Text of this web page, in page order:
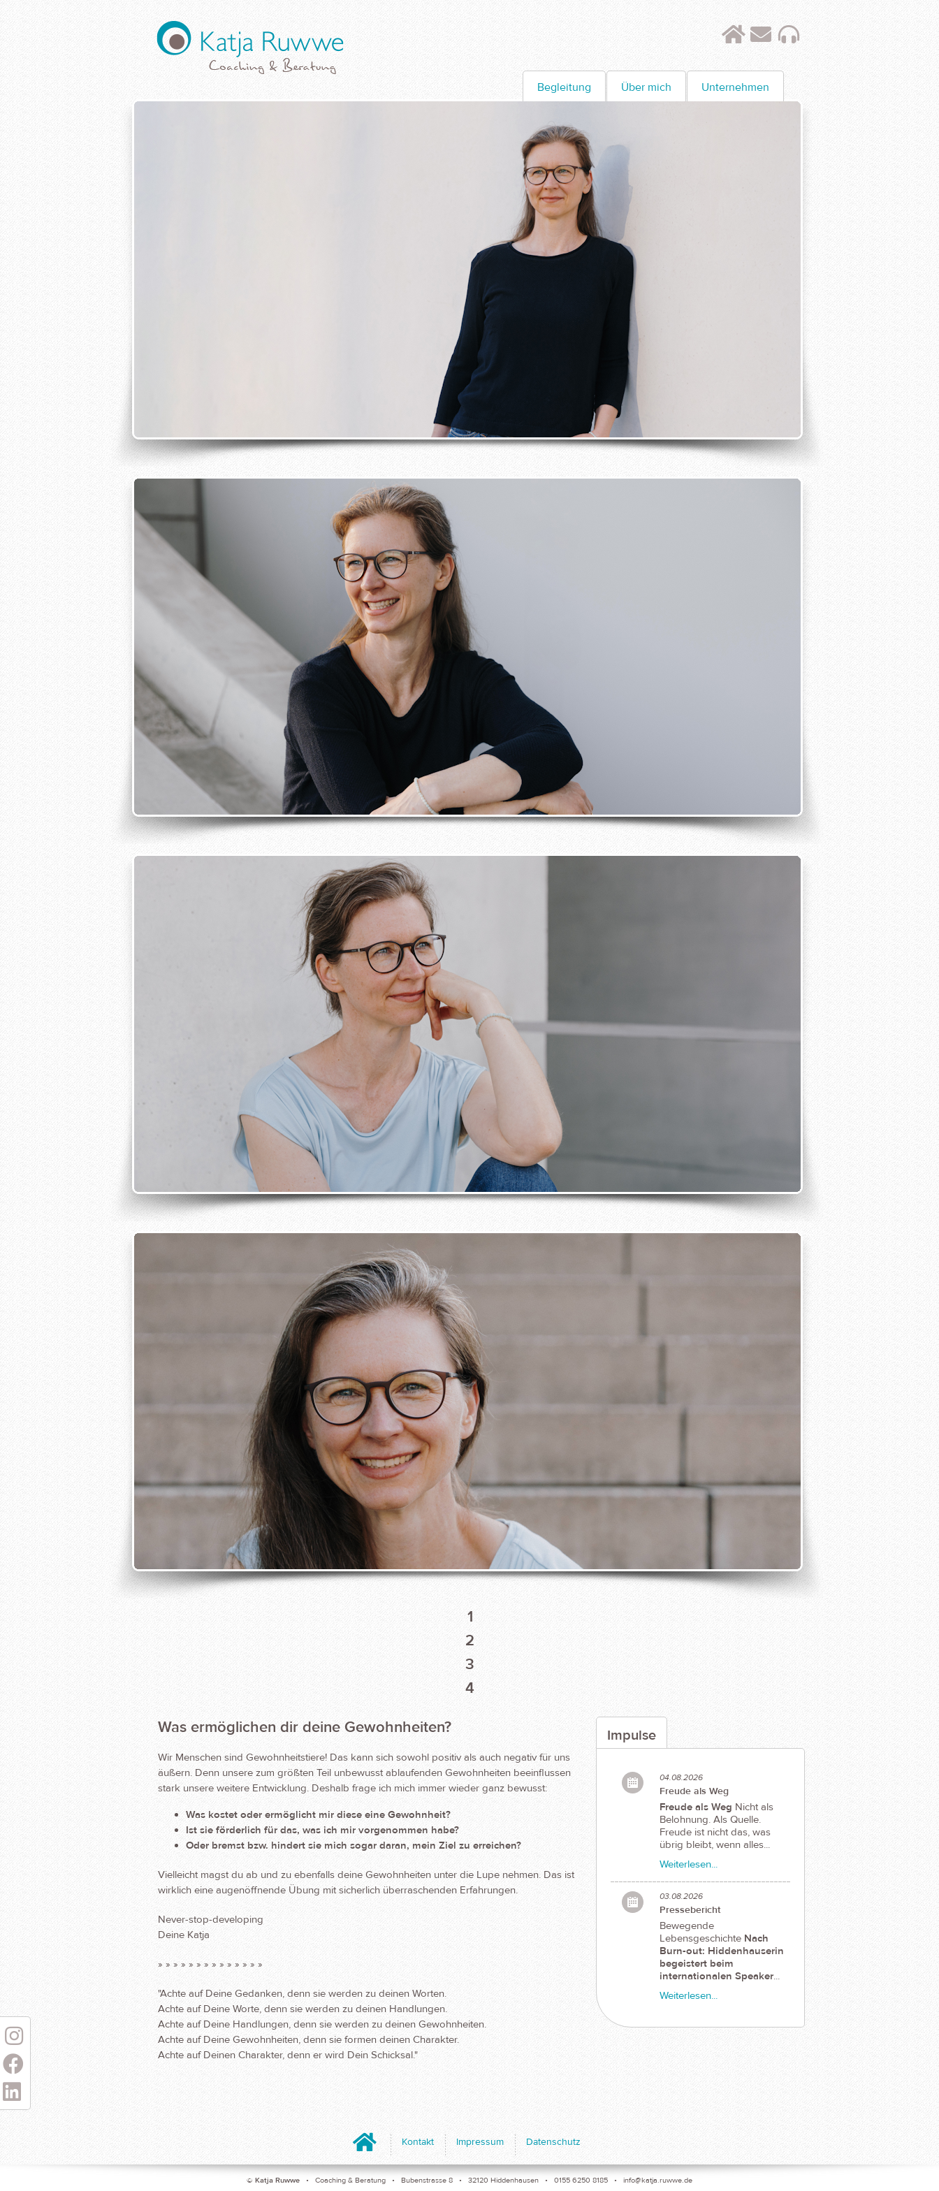
Katja
Ruwwe
Kontakt
Audio
Begleitung Über mich Unternehmen
1
2
3
4
Was ermöglichen dir deine Gewohnheiten?
Wir Menschen sind Gewohnheitstiere! Das kann sich sowohl positiv als auch negativ für uns
äußern. Denn unsere zum größten Teil unbewusst ablaufenden Gewohnheiten beeinflussen
stark unsere weitere Entwicklung. Deshalb frage ich mich immer wieder ganz bewusst:
Was kostet oder ermöglicht mir diese eine Gewohnheit?
Ist sie förderlich für das, was ich mir vorgenommen habe?
Oder bremst bzw. hindert sie mich sogar daran, mein Ziel zu erreichen?
Vielleicht magst du ab und zu ebenfalls deine Gewohnheiten unter die Lupe nehmen. Das ist
wirklich eine augenöffnende Übung mit sicherlich überraschenden Erfahrungen.
Never-stop-developing
Deine Katja
» » » » » » » » » » » » » »
"Achte auf Deine Gedanken, denn sie werden zu deinen Worten.
Achte auf Deine Worte, denn sie werden zu deinen Handlungen.
Achte auf Deine Handlungen, denn sie werden zu deinen Gewohnheiten.
Achte auf Deine Gewohnheiten, denn sie formen deinen Charakter.
Achte auf Deinen Charakter, denn er wird Dein Schicksal."
Impulse
Freude als Weg
04.08.2026
Freude als Weg Nicht als
Belohnung. Als Quelle.
Freude ist nicht das, was
übrig bleibt, wenn alles...
Weiterlesen...
Pressebericht
03.08.2026
Bewegende
Lebensgeschichte Nach
Burn-out: Hiddenhauserin
begeistert beim
internationalen Speaker...
Weiterlesen...
Home
Kontakt Impressum Datenschutz
© Katja Ruwwe • Coaching & Beratung • Bubenstrasse 8 • 32120 Hiddenhausen • 0155 6250 8185 • info@katja.ruwwe.de
I F